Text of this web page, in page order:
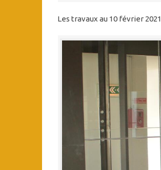
Les travaux au 10 février 2021